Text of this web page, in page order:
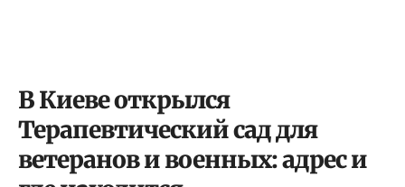
В Киеве открылся
Терапевтический сад для
ветеранов и военных: адрес и